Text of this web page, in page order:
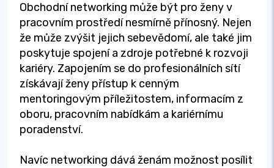
Obchodní networking může být pro ženy v
pracovním prostředí nesmírně přínosný. Nejen
že může zvýšit jejich sebevědomí, ale také jim
poskytuje spojení a zdroje potřebné k rozvoji
kariéry. Zapojením se do profesionálních sítí
získávají ženy přístup k cenným
mentoringovým příležitostem, informacím z
oboru, pracovním nabídkám a kariérnímu
poradenství.
Navíc networking dává ženám možnost posílit